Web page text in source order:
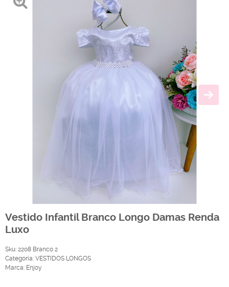
Vestido Infantil Branco Longo Damas Renda
Luxo
Sku: 2208 Branco 2
Categoria: VESTIDOS LONGOS
Marca: Enjoy